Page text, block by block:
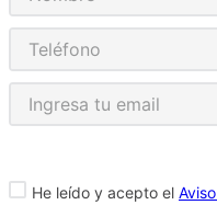
He leído y acepto el